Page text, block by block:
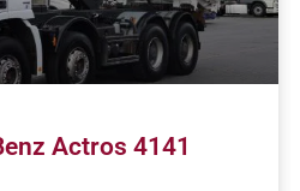
Actros 4141